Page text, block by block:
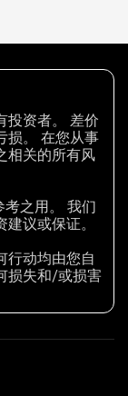
投资者。 差价
损。 在您从事
相关的所有风
考之用。 我们
议或保证。
行动均由您自
损失和/或损害